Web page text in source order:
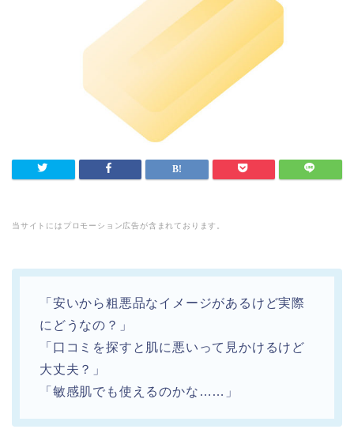
当サイトにはプロモーション広告が含まれております。
「安いから粗悪品なイメージがあるけど実際
にどうなの？」
「口コミを探すと肌に悪いって見かけるけど
大丈夫？」
「敏感肌でも使えるのかな……」